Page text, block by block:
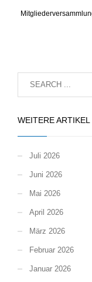
WEITERE ARTIKEL
Juli 2026
Juni 2026
Mai 2026
April 2026
März 2026
Februar 2026
Januar 2026